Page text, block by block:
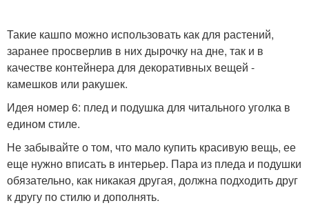
Такие кашпо можно использовать как для растений,
заранее просверлив в них дырочку на дне, так и в
качестве контейнера для декоративных вещей -
камешков или ракушек.
Идея номер 6: плед и подушка для читального уголка в
едином стиле.
Не забывайте о том, что мало купить красивую вещь, ее
еще нужно вписать в интерьер. Пара из пледа и подушки
обязательно, как никакая другая, должна подходить друг
к другу по стилю и дополнять.